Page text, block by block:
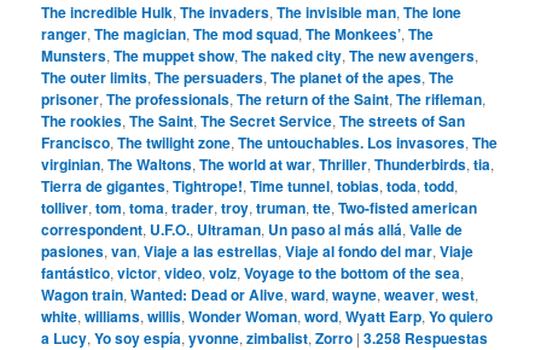
The incredible Hulk,The invaders,The invisible man,The lone
ranger,The magician,The mod squad,The Monkees’,The
Munsters,The muppet show,The naked city,The new avengers,
The outer limits,The persuaders,The planet of the apes,The
prisoner,The professionals,The return of the Saint,The rifleman,
The rookies,The Saint,The Secret Service,The streets of San
Francisco,The twilight zone,The untouchables. Los invasores,The
virginian,The Waltons,The world at war,Thriller,Thunderbirds,tia,
Tierra de gigantes,Tightrope!,Time tunnel,tobias,toda,todd,
tolliver,tom,toma,trader,troy,truman,tte,Two-fisted american
correspondent, U.F.O., Ultraman, Un paso al más allá,Valle de
pasiones,van,Viaje a las estrellas,Viaje al fondo del mar,Viaje
fantástico,victor,video,volz,Voyage to the bottom of the sea,
Wagon train,Wanted: Dead or Alive,ward,wayne,weaver,west,
white,williams,willis,Wonder Woman,word,Wyatt Earp,Yo quiero
a Lucy,Yo soy espía,yvonne,zimbalist,Zorro |3.258 Respuestas